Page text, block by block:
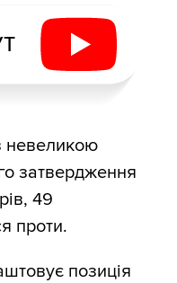
невеликою
затвердження
49
проти.
позиція